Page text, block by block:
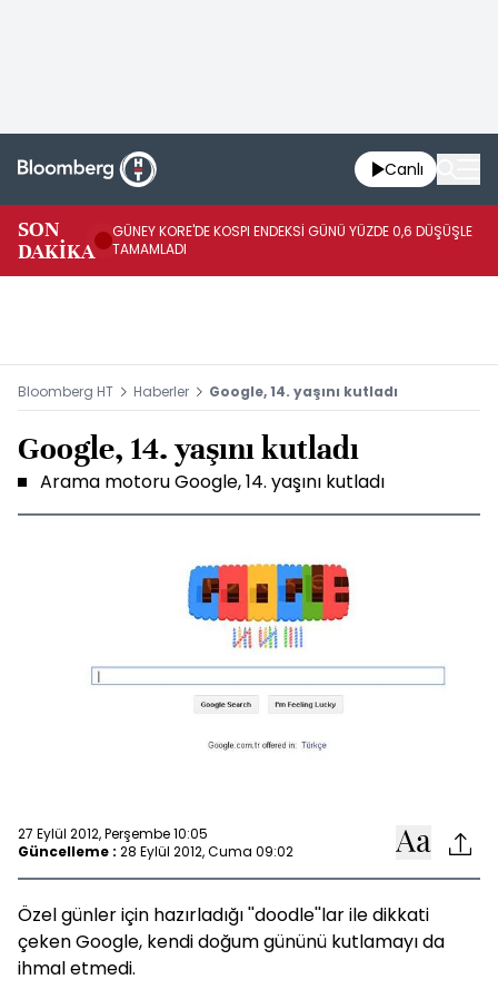
Canlı
SON
DAKİKA
GÜNEY KORE'DE KOSPI ENDEKSİ GÜNÜ YÜZDE 0,6 DÜŞÜŞLE
TAMAMLADI
Bloomberg HT Haberler Google, 14. yaşını kutladı
Google, 14. yaşını kutladı
Arama motoru Google, 14. yaşını kutladı
27 Eylül 2012, Perşembe 10:05
Güncelleme : 28 Eylül 2012, Cuma 09:02
Özel günler için hazırladığı ''doodle''lar ile dikkati
çeken Google, kendi doğum gününü kutlamayı da
ihmal etmedi.